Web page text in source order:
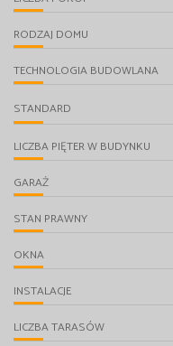
RODZAJ DOMU
TECHNOLOGIA BUDOWLANA
STANDARD
LICZBA PIĘTER W BUDYNKU
GARAŻ
STAN PRAWNY
OKNA
INSTALACJE
LICZBA TARASÓW